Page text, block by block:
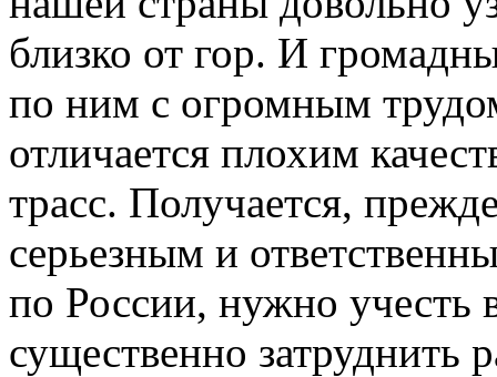
близко от гор. И
по ним с огромным
отличается плохим
трасс. Получается,
серьезным и
по России, нужно учесть
существенно затруднить